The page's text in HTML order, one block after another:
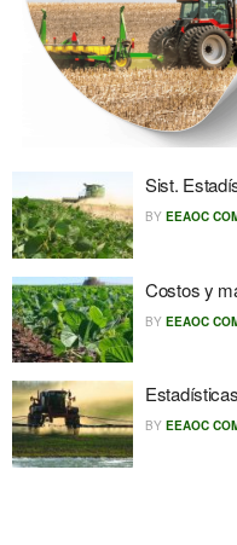
Sist.
BY EEAOC
Costos y
BY EEAOC
BY EEAOC